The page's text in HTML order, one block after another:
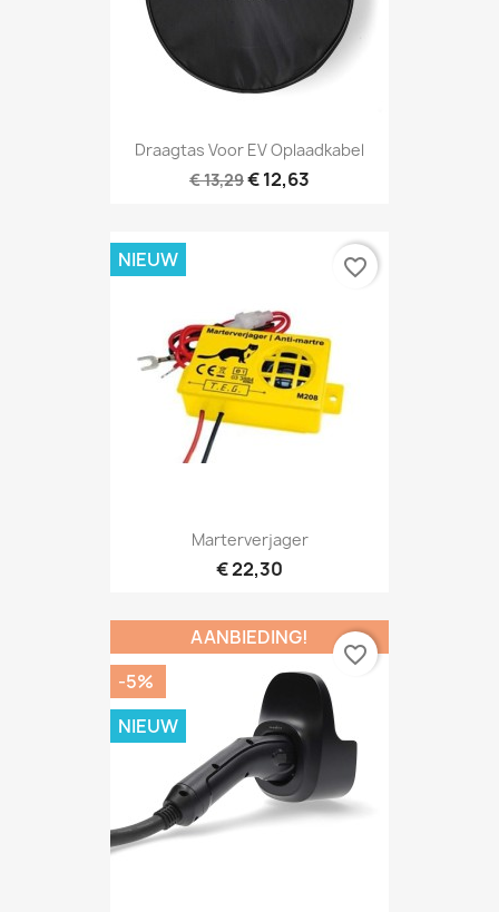
Draagtas Voor EV Oplaadkabel
€ 13,29€ 12,63
Marterverjager
€ 22,30
NIEUW favorite_border
AANBIEDING!
-5%
NIEUW
favorite_border